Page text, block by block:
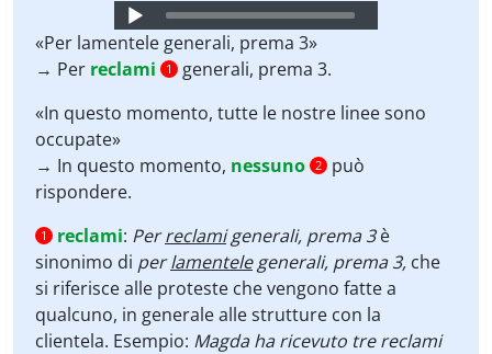
Audio
Player
«Per lamentele generali, prema 3»
→ Per reclami 1
generali, prema 3.
«In questo momento, tutte le nostre linee sono
occupate»
→ In questo momento, nessuno 2
può
rispondere.
1 reclami: Perreclamigenerali, prema 3è
sinonimo di perlamentelegenerali, prema 3, che
si riferisce alle proteste che vengono fatte a
qualcuno, in generale alle strutture con la
clientela. Esempio: Magda ha ricevuto tre reclami